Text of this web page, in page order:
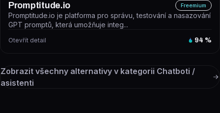
Promptitude.io Freemium
Promptitude.io je platforma pro správu, testování a nasazování
GPT promptů, která umožňuje integ...
Otevřít detail 94 %
Zobrazit všechny alternativy v kategorii Chatboti /
asistenti